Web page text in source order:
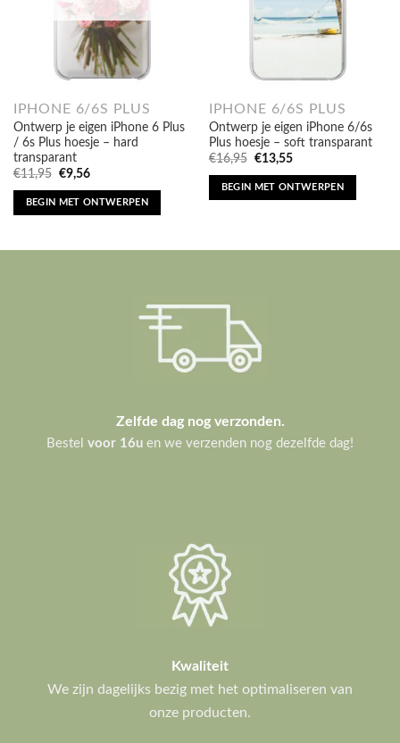
IPHONE 6/6S PLUS
Ontwerp je eigen iPhone 6 Plus
/ 6s Plus hoesje – hard
transparant
€11,95 Oorspronkelijke
was:
€11,95.
€9,56Huidige
is:
€9,56.
BEGIN MET ONTWERPEN
IPHONE 6/6S PLUS
Ontwerp je eigen iPhone 6/6s
Plus hoesje – soft transparant
€16,95 Oorspronkelijke
was:
€16,95.
€13,55Huidige
is:
€13,55.
BEGIN MET ONTWERPEN
Zelfde dag nog verzonden.
Bestel voor 16u en we verzenden nog dezelfde dag!
Kwaliteit
We zijn dagelijks bezig met het optimaliseren van
onze producten.